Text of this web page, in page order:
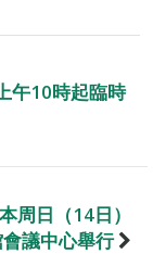
午10時起臨時
日（14日）
議中心舉行